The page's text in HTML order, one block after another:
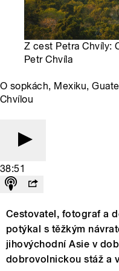
Z cest Petra Chvíly:
Petr Chvíla
O sopkách, Mexiku,
Chvílou
38:51
Cestovatel, fotograf a
potýkal s těžkým
jihovýchodní Asie v
dobrovolnickou stáž a